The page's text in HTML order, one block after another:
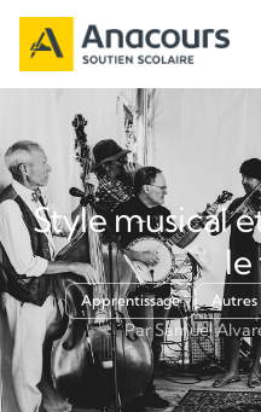
Style musical
le
Apprentissage Autres
Par Samuel